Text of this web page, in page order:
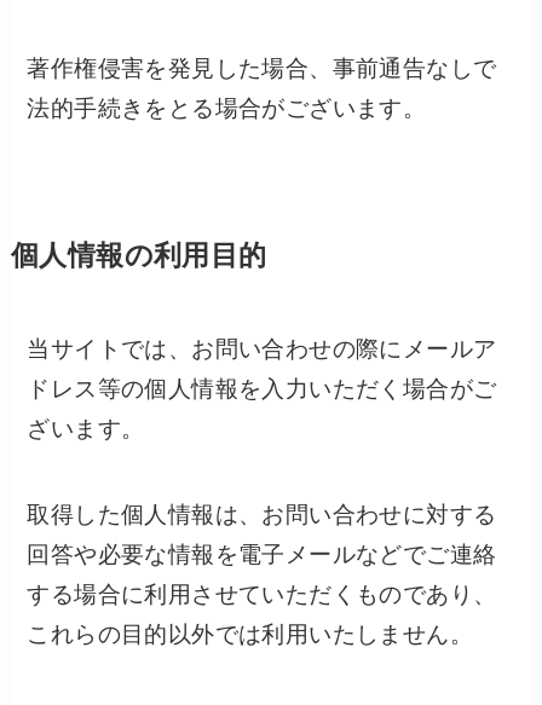
著作権侵害を発見した場合、事前通告なしで
法的手続きをとる場合がございます。
個人情報の利用目的
当サイトでは、お問い合わせの際にメールア
ドレス等の個人情報を入力いただく場合がご
ざいます。
取得した個人情報は、お問い合わせに対する
回答や必要な情報を電子メールなどでご連絡
する場合に利用させていただくものであり、
これらの目的以外では利用いたしません。